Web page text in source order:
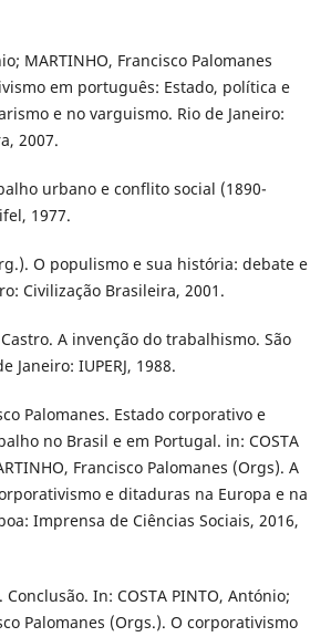
MARTINHO, Francisco Palomanes
em português: Estado, política e
e no varguismo. Rio de Janeiro:
2007.
urbano e conflito social (1890-
1977.
O populismo e sua história: debate e
Civilização Brasileira, 2001.
A invenção do trabalhismo. São
Janeiro: IUPERJ, 1988.
Palomanes. Estado corporativo e
no Brasil e em Portugal. in: COSTA
Francisco Palomanes (Orgs). A
e ditaduras na Europa e na
Imprensa de Ciências Sociais, 2016,
Conclusão. In: COSTA PINTO, António;
Palomanes (Orgs.). O corporativismo